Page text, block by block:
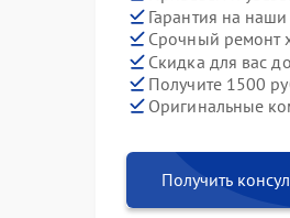
Гарантия на
Срочный ремонт
Скидка для вас до
Получите 1500
Оригинальные
Получить